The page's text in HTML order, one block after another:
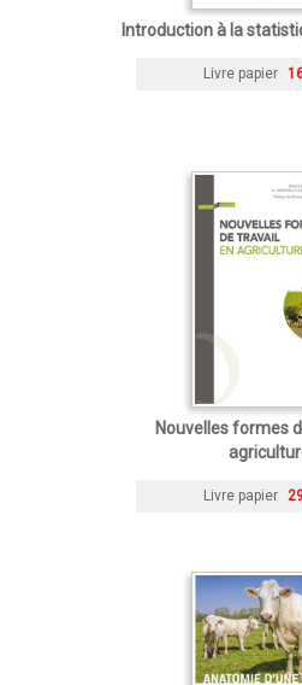
Introduction à la
Livre papier
Nouvelles formes
Livre papier